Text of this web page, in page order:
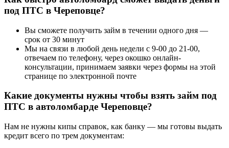
под ПТС в Череповце?
Вы сможете получить займ в течении одного дня —
срок от 30 минут
Мы на связи в любой день недели с 9-00 до 21-00,
отвечаем по телефону, через окошко онлайн-
консультации, принимаем заявки через формы на этой
странице по электронной почте
Какие документы нужны чтобы взять займ под
ПТС в автоломбарде Череповце?
Нам не нужны кипы справок, как банку — мы готовы выдать
кредит всего по трем документам: